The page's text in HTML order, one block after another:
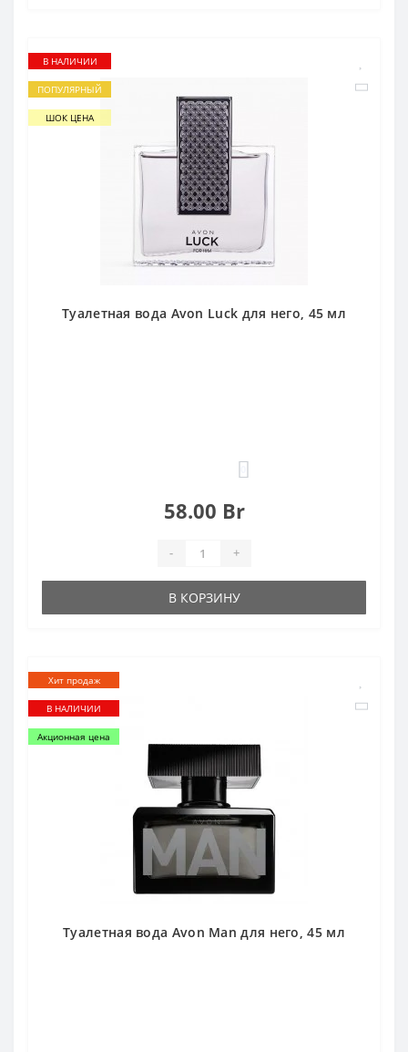
В НАЛИЧИИ
ПОПУЛЯРНЫЙ
ШОК ЦЕНА
Туалетная вода Avon Luck для него, 45 мл
58.00 Br
- +
В КОРЗИНУ
Хит продаж
В НАЛИЧИИ
Акционная цена
Туалетная вода Avon Man для него, 45 мл